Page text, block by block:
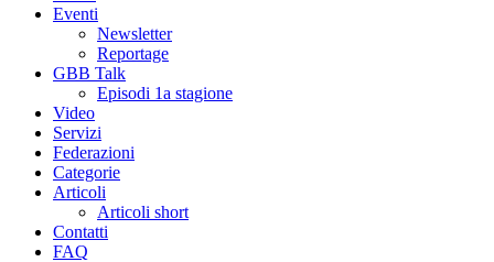
Eventi
Newsletter
Reportage
GBB Talk
Episodi 1a stagione
Video
Servizi
Federazioni
Categorie
Articoli
Articoli short
Contatti
FAQ